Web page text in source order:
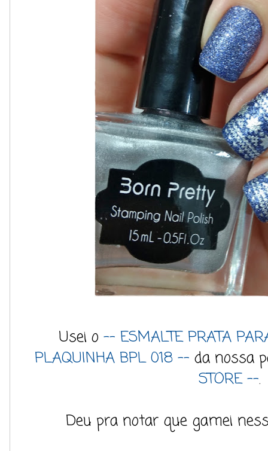
Usei o -- ESMALTE PRATA
PLAQUINHA BPL 018 -- da nossa
STORE --.
Deu pra notar que gamei